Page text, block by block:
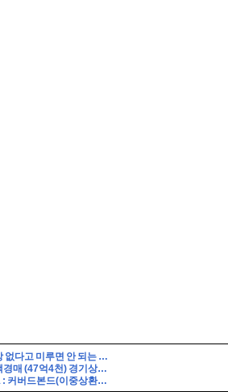
위내시경 검사주기 증상 없다고 미루면 안 되는 이유
종로구 부암동 단독주택경매 (47억4천) 경기상고인근 대지260평 건물60평 2층주택 유찰1회 종로구부암동단독주택 부동산경매 매물건
경제금융용어 공부 581 : 커버드본드(이중상환청구권부 채권)